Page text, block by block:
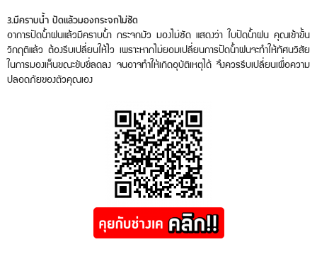
3.มีคราบน้ำ ปัดแล้วมองกระจกไม่ชัด
อาการปัดน้ำฝนแล้วมีคราบน้ำ กระจกมัว มองไม่ชัด แสดงว่า ใบปัดน้ำฝน คุณเข้าขั้น
วิกฤติแล้ว ต้องรีบเปลี่ยนให้ไว เพราะหากไม่ยอมเปลี่ยนการปัดน้ำฝนจะทำให้ทัศนวิสัย
ในการมองเห็นขณะขับขี่ลดลง จนอาจทำให้เกิดอุบัติเหตุได้ จึงควรรีบเปลี่ยนเผื่อความ
ปลอดภัยของตัวคุณเอง